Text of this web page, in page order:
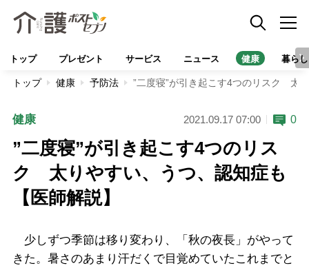
トップ プレゼント サービス ニュース 健康 暮らし
トップ 健康 予防法 ”二度寝”が引き起こす4つのリスク 太
健康 2021.09.17 07:00 0
”二度寝”が引き起こす4つのリス
ク 太りやすい、うつ、認知症も
【医師解説】
少しずつ季節は移り変わり、「秋の夜長」がやって
きた。暑さのあまり汗だくで目覚めていたこれまでと